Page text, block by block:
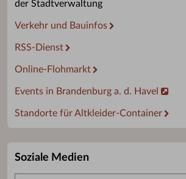
der Stadtverwaltung
Verkehr und Bauinfos
RSS-Dienst
Online-Flohmarkt
Events in Brandenburg a. d. Havel
Standorte für Altkleider-Container
Soziale Medien